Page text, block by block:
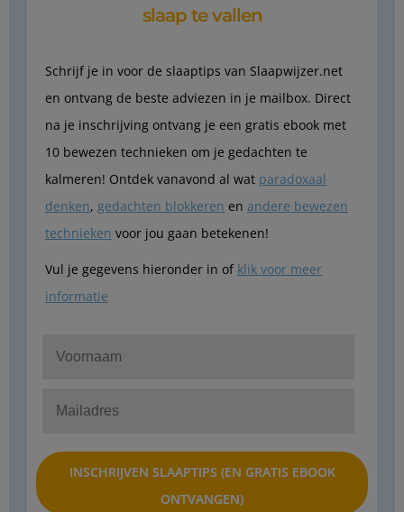
slaap te vallen
Schrijf je in voor de slaaptips van Slaapwijzer.net
en ontvang de beste adviezen in je mailbox. Direct
na je inschrijving ontvang je een gratis ebook met
10 bewezen technieken om je gedachten te
kalmeren! Ontdek vanavond al wat paradoxaal
denken, gedachten blokkeren en andere bewezen
technieken voor jou gaan betekenen!
Vul je gegevens hieronder in of klik voor meer
informatie